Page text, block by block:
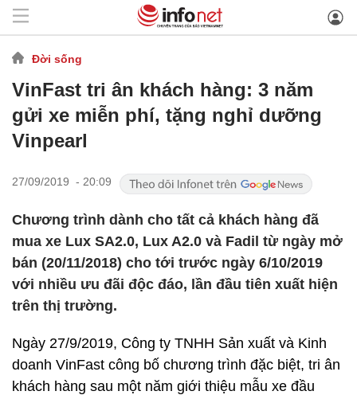
Đời sống
VinFast tri ân khách hàng: 3 năm
gửi xe miễn phí, tặng nghỉ dưỡng
Vinpearl
27/09/2019 - 20:09
Chương trình dành cho tất cả khách hàng đã
mua xe Lux SA2.0, Lux A2.0 và Fadil từ ngày mở
bán (20/11/2018) cho tới trước ngày 6/10/2019
với nhiều ưu đãi độc đáo, lần đầu tiên xuất hiện
trên thị trường.
Ngày 27/9/2019, Công ty TNHH Sản xuất và Kinh
doanh VinFast công bố chương trình đặc biệt, tri ân
khách hàng sau một năm giới thiệu mẫu xe đầu